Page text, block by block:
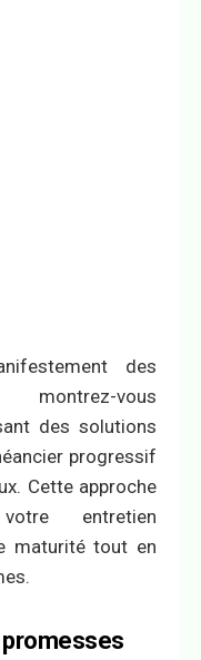
des
vous
des solutions
progressif
Cette approche
entretien
maturité tout en